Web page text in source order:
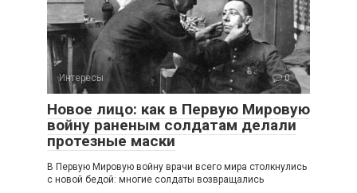
Интересы 0
Новое лицо: как в Первую Мировую
войну раненым солдатам делали
протезные маски
В Первую Мировую войну врачи всего мира столкнулись
с новой бедой: многие солдаты возвращались